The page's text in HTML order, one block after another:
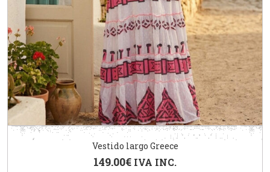
Vestido largo Greece
149.00€ IVA INC.